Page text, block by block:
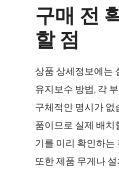
구매 전
할 점
상품 상세정보에는
유지보수 방법, 각
구체적인 명시가 없
품이므로 실제 배치
기를 미리 확인하는
또한 제품 무게나